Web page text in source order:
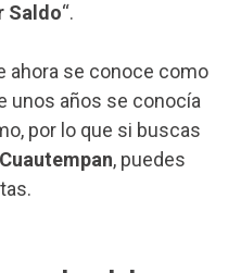
Saldo“.
ahora se conoce como
unos años se conocía
por lo que si buscas
, puedes